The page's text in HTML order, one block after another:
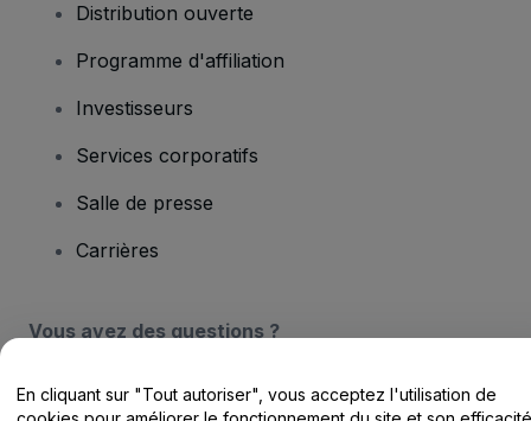
Distribution ouverte
Programme d'affiliation
Investisseurs
Services corporatifs
Salle de presse
Carrières
Vous avez des questions ?
Centre d'assistance / Nous contacter
En cliquant sur "Tout autoriser", vous acceptez l'utilisation de